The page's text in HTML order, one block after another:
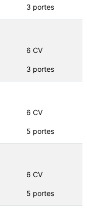
3 portes
6 CV
3 portes
6 CV
5 portes
6 CV
5 portes